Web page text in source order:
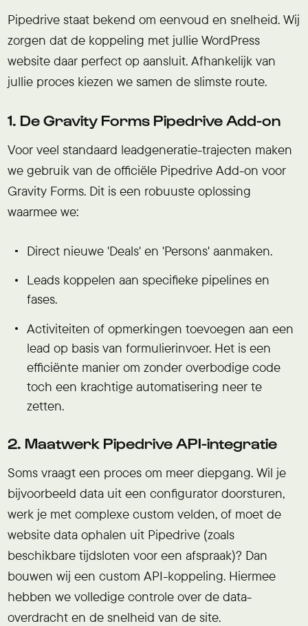
Pipedrive staat bekend om eenvoud en snelheid. Wij
zorgen dat de koppeling met jullie WordPress
website daar perfect op aansluit. Afhankelijk van
jullie proces kiezen we samen de slimste route.
1. De Gravity Forms Pipedrive Add-on
Voor veel standaard leadgeneratie-trajecten maken
we gebruik van de officiële Pipedrive Add-on voor
Gravity Forms. Dit is een robuuste oplossing
waarmee we:
Direct nieuwe 'Deals' en 'Persons' aanmaken.
Leads koppelen aan specifieke pipelines en
fases.
Activiteiten of opmerkingen toevoegen aan een
lead op basis van formulierinvoer. Het is een
efficiënte manier om zonder overbodige code
toch een krachtige automatisering neer te
zetten.
2. Maatwerk Pipedrive API-integratie
Soms vraagt een proces om meer diepgang. Wil je
bijvoorbeeld data uit een configurator doorsturen,
werk je met complexe custom velden, of moet de
website data ophalen uit Pipedrive (zoals
beschikbare tijdsloten voor een afspraak)? Dan
bouwen wij een custom API-koppeling. Hiermee
hebben we volledige controle over de data-
overdracht en de snelheid van de site.